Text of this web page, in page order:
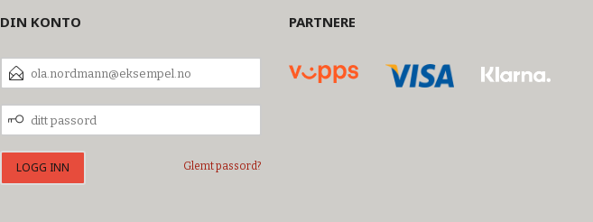
DIN KONTO
POSTADRESSE
DITT
PASSORD
Glemt passord?
PARTNERE